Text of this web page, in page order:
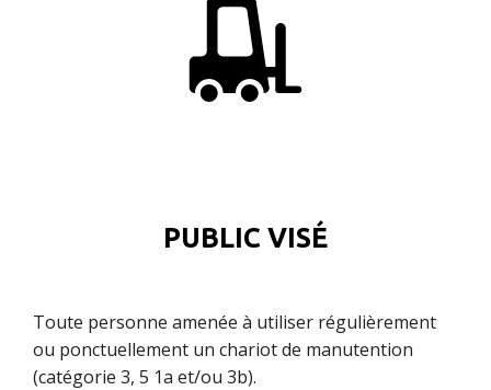
PUBLIC VISÉ
Toute personne amenée à utiliser régulièrement
ou ponctuellement un chariot de manutention
(catégorie 3, 5 1a et/ou 3b).